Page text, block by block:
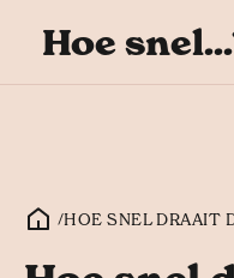
Hoe
/HOE SNEL DRAAIT